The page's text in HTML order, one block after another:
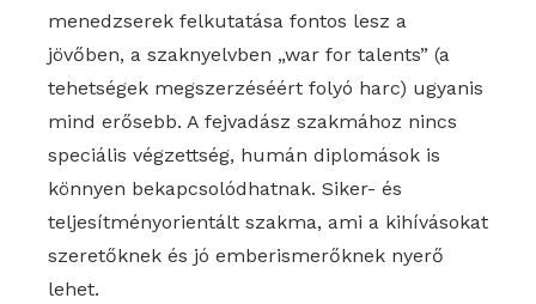
menedzserek felkutatása fontos lesz a
jövőben, a szaknyelvben „war for talents” (a
tehetségek megszerzéséért folyó harc) ugyanis
mind erősebb. A fejvadász szakmához nincs
speciális végzettség, humán diplomások is
könnyen bekapcsolódhatnak. Siker- és
teljesítményorientált szakma, ami a kihívásokat
szeretőknek és jó emberismerőknek nyerő
lehet.